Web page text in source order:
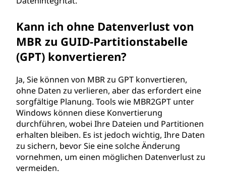
Kann ich ohne Datenverlust von
MBR zu GUID-Partitionstabelle
(GPT) konvertieren?
Ja, Sie können von MBR zu GPT konvertieren,
ohne Daten zu verlieren, aber das erfordert eine
sorgfältige Planung. Tools wie MBR2GPT unter
Windows können diese Konvertierung
durchführen, wobei Ihre Dateien und Partitionen
erhalten bleiben. Es ist jedoch wichtig, Ihre Daten
zu sichern, bevor Sie eine solche Änderung
vornehmen, um einen möglichen Datenverlust zu
vermeiden.